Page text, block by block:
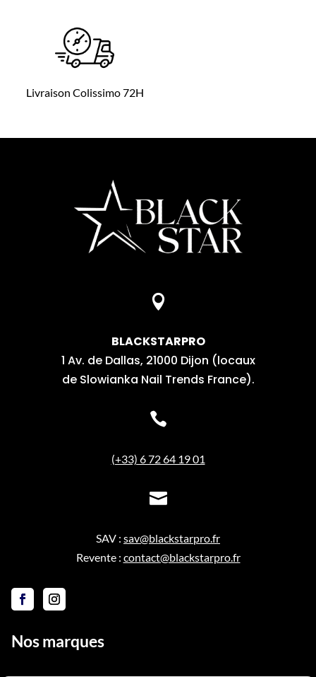
Livraison Colissimo 72H

BLACKSTARPRO
1 Av. de Dallas, 21000 Dijon (locaux
de Slowianka Nail Trends France).

(+33) 6 72 64 19 01

SAV : sav@blackstarpro.fr
Revente : contact@blackstarpro.fr
Nos marques